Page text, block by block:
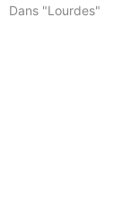
Dans "Lourdes"